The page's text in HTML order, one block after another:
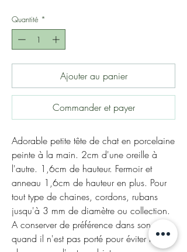
Quantité *
Ajouter au panier
Commander et payer
Adorable petite tête de chat en porcelaine
peinte à la main. 2cm d'une oreille à
l'autre. 1,6cm de hauteur. Fermoir et
anneau 1,6cm de hauteur en plus. Pour
tout type de chaines, cordons, rubans
jusqu'à 3 mm de diamètre ou collection.
A conserver de préférence dans son écrin
quand il n'est pas porté pour éviter les